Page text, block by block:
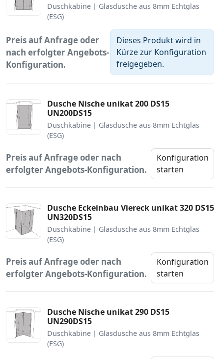
Duschkabine | Glasdusche aus 8mm Echtglas
(ESG)
Preis auf Anfrage oder
nach erfolgter Angebots-
Konfiguration.
Dieses Produkt wird in
Kürze zur Konfiguration
freigegeben.
Dusche Nische unikat 200 DS15
UN200DS15
Duschkabine | Glasdusche aus 8mm Echtglas
(ESG)
Preis auf Anfrage oder nach
erfolgter Angebots-Konfiguration.
Konfiguration
starten
Dusche Eckeinbau Viereck unikat 320 DS15
UN320DS15
Duschkabine | Glasdusche aus 8mm Echtglas
(ESG)
Preis auf Anfrage oder nach
erfolgter Angebots-Konfiguration.
Konfiguration
starten
Dusche Nische unikat 290 DS15
UN290DS15
Duschkabine | Glasdusche aus 8mm Echtglas
(ESG)